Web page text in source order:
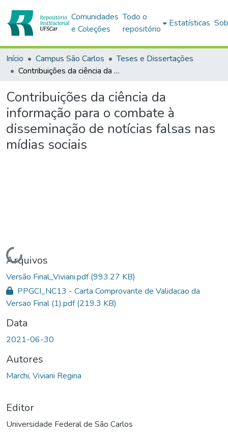
Comunidades
e Coleções
Todo o
repositório
Estatísticas
Início Campus São Carlos
Teses e Dissertações
Contribuições da ciência da informação para o combate à disseminação de notícias falsas nas mídias sociais
Contribuições da ciência da
informação para o combate à
disseminação de notícias falsas nas
mídias sociais
Carregando...
Arquivos
Versão Final_Viviani.pdf(993.27 KB)
PPGCI_NC13 - Carta Comprovante de Validacao da
Versao Final (1).pdf(219.3 KB)
Data
2021-06-30
Autores
Marchi, Viviani Regina
Editor
Universidade Federal de São Carlos